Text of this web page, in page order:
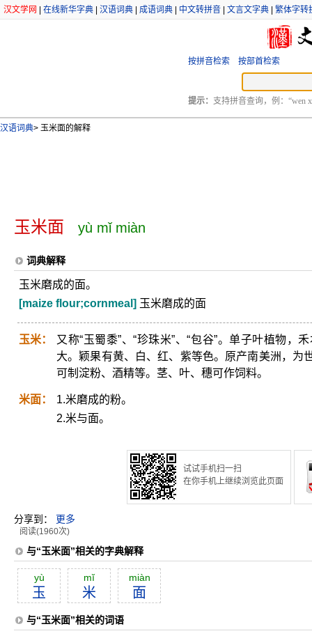
汉文学网 在线新华字典 汉语词典 成语词典 中文转拼音 文言文字典 繁体字转
按拼音检索 按部首检索
提示： 支持拼音查询，例：“wen
汉语词典> 玉米面的解释
玉米面 yù mǐ miàn
词典解释
玉米磨成的面。
[maize flour;cornmeal] 玉米磨成的面
玉米：
又称“玉蜀黍”、“珍珠米”、“包谷”。单子叶植物
大。颖果有黄、白、红、紫等色。原产南美洲，为
可制淀粉、酒精等。茎、叶、穗可作饲料。
米面：
1.米磨成的粉。
2.米与面。
试试手机扫一扫
在你手机上继续浏览此页面
分享到： 更多
阅读(1960次)
与“玉米面”相关的字典解释
yù
玉
mĭ
米
miàn
面
与“玉米面”相关的词语